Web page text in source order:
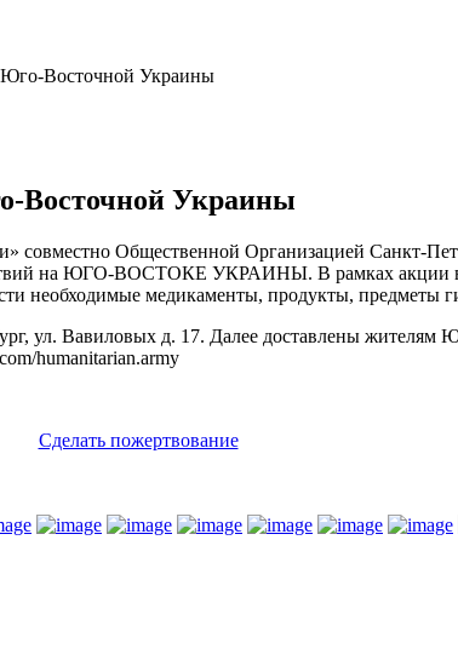
Юго-Восточной Украины
Восточной Украины
совместно Общественной Организацией Санкт-
на ЮГО-ВОСТОКЕ УКРАИНЫ. В рамках акции
необходимые медикаменты, продукты, предметы
ул. Вавиловых д. 17. Далее доставлены
humanitarian.army
Сделать пожертвование